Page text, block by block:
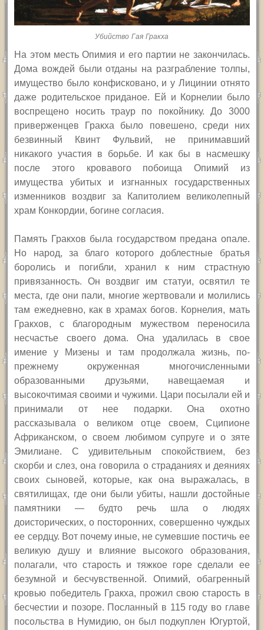
Убийство Гая Гракха
На этом месть Опимия и его партии не закончилась.
Дома вождей были отданы на разграбление толпы,
имущество было конфисковано, и у Лицинии отнято
даже родительское приданое. Ей и Корнелии было
воспрещено носить траур по покойнику. До 3000
приверженцев Гракха было повешено, среди них
безвинный Квинт Фульвий, не принимавший
никакого участия в борьбе. И как бы в насмешку
после этого кровавого побоища Опимий из
имущества убитых и изгнанных государственных
изменников воздвиг за Капитолием великолепный
храм Конкордии, богине согласия.
Память Гракхов была государством предана опале.
Но народ, за благо которого доблестные братья
боролись и погибли, хранил к ним страстную
привязанность. Он воздвиг им статуи, освятил те
места, где они пали, многие жертвовали и молились
там ежедневно, как в храмах богов. Корнелия, мать
Гракхов, с благородным мужеством переносила
несчастье своего дома. Она удалилась в свое
имение у Мизены и там продолжала жизнь, по-
прежнему окруженная многочисленными
образованными друзьями, навещаемая и
высокочтимая своими и чужими. Цари посылали ей и
принимали от нее подарки. Она охотно
рассказывала о великом отце своем, Сципионе
Африканском, о своем любимом супруге и о зяте
Эмилиане. С удивительным спокойствием, без
скорби и слез, она говорила о страданиях и деяниях
своих сыновей, которые, как она выражалась, в
святилищах, где они были убиты, нашли достойные
памятники — будто речь шла о людях
доисторических, о посторонних, совершенно чуждых
ее сердцу. Вот почему иные, не сумевшие постичь ее
великую душу и влияние высокого образования,
полагали, что старость и тяжкое горе сделали ее
безумной и бесчувственной. Опимий, обагренный
кровью победитель Гракха, прожил свою старость в
бесчестии и позоре. Посланный в 115 году во главе
посольства в Нумидию, он был подкуплен Югуртой,